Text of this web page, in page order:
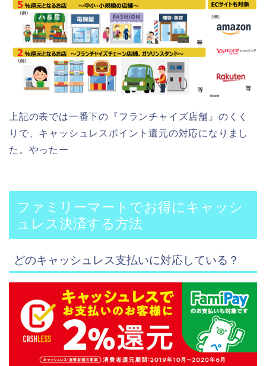
上記の表では一番下の『フランチャイズ店舗』のくく
りで、キャッシュレスポイント還元の対応になりまし
た。やったー
ファミリーマートでお得にキャッシ
ュレス決済する方法
どのキャッシュレス支払いに対応している？